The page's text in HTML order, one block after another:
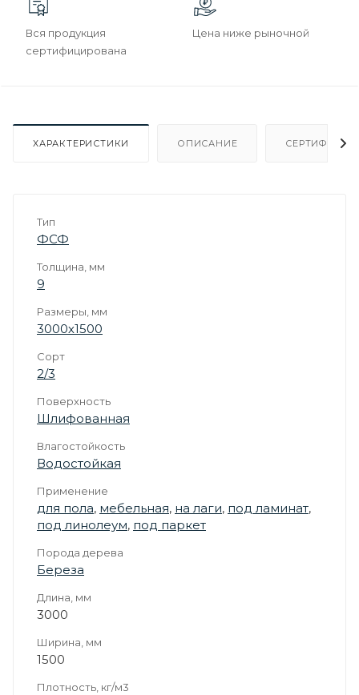
Вся продукция
сертифицирована
Цена ниже рыночной
ХАРАКТЕРИСТИКИ ОПИСАНИЕ
Тип
ФСФ
Толщина, мм
9
Размеры, мм
3000х1500
Сорт
2/3
Поверхность
Шлифованная
Влагостойкость
Водостойкая
Применение
для пола, мебельная, на лаги, под ламинат,
под линолеум, под паркет
Порода дерева
Береза
Длина, мм
3000
Ширина, мм
1500
Плотность, кг/м3